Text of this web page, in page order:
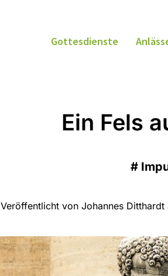
Gottesdienste
Ein Fels
#
Veröffentlicht von Johannes